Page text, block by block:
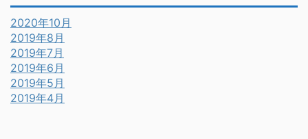
2020年10月
2019年8月
2019年7月
2019年6月
2019年5月
2019年4月